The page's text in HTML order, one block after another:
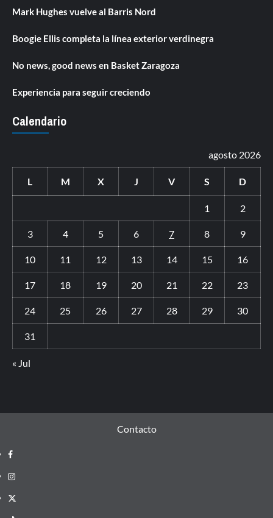
Mark Hughes vuelve al Barris Nord
Boogie Ellis completa la línea exterior verdinegra
No news, good news en Basket Zaragoza
Experiencia para seguir creciendo
Calendario
agosto 2026
L M X J V S D
1 2
3 4 5 6 7 8 9
10 11 12 13 14 15 16
17 18 19 20 21 22 23
24 25 26 27 28 29 30
31
« Jul
Contacto